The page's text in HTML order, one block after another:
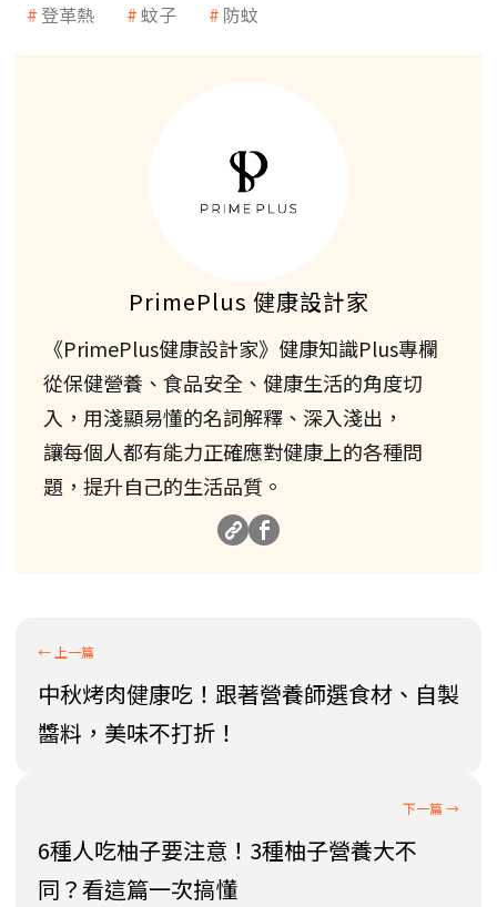
登革熱 蚊子 防蚊
PrimePlus 健康設計家
《PrimePlus健康設計家》健康知識Plus專欄
從保健營養、食品安全、健康生活的角度切
入，用淺顯易懂的名詞解釋、深入淺出，
讓每個人都有能力正確應對健康上的各種問
題，提升自己的生活品質。
中秋烤肉健康吃！跟著營養師選食材、自製
醬料，美味不打折！
6種人吃柚子要注意！3種柚子營養大不
同？看這篇一次搞懂